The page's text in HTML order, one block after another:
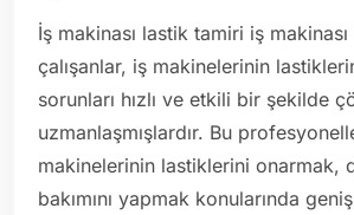
İş makinası lastik tamiri iş
çalışanlar, iş makinelerinin
sorunları hızlı ve etkili bir şekilde
uzmanlaşmışlardır. Bu
makinelerinin lastiklerini onarmak,
bakımını yapmak konularında